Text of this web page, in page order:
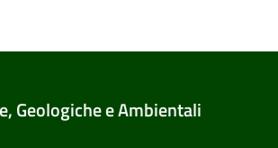
Geologiche e Ambientali